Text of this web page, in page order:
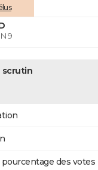
9
scrutin
des votes